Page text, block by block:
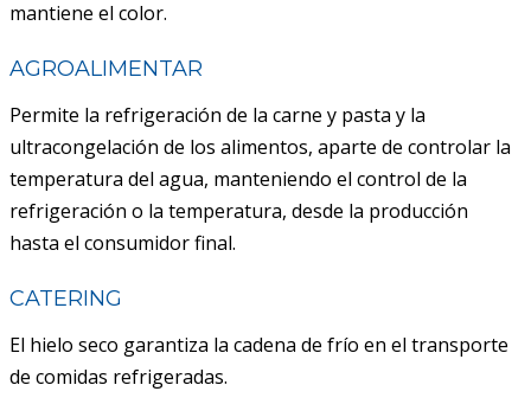
mantiene el color.
AGROALIMENTAR
Permite la refrigeración de la carne y pasta y la
ultracongelación de los alimentos, aparte de controlar la
temperatura del agua, manteniendo el control de la
refrigeración o la temperatura, desde la producción
hasta el consumidor final.
CATERING
El hielo seco garantiza la cadena de frío en el transporte
de comidas refrigeradas.